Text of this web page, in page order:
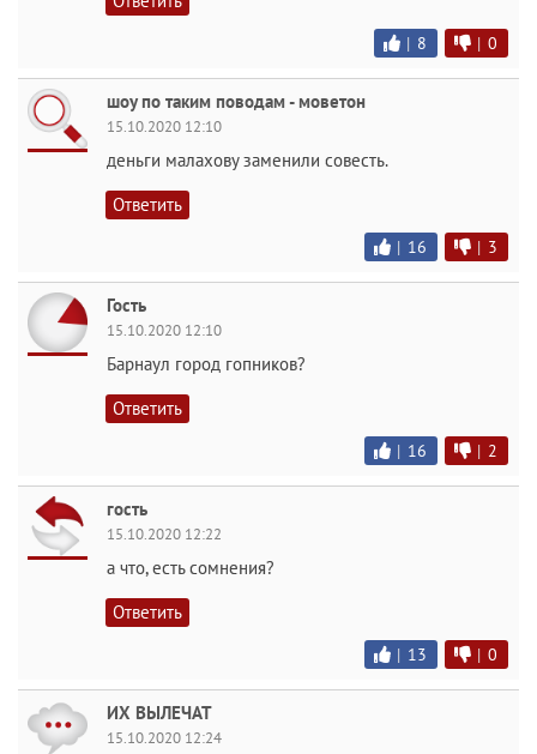
| 8 | 0
шоу по таким поводам - моветон
15.10.2020 12:10
деньги малахову заменили совесть.
Ответить
| 16 | 3
Гость
15.10.2020 12:10
Барнаул город гопников?
Ответить
| 16 | 2
гость
15.10.2020 12:22
а что, есть сомнения?
Ответить
| 13 | 0
ИХ ВЫЛЕЧАТ
15.10.2020 12:24